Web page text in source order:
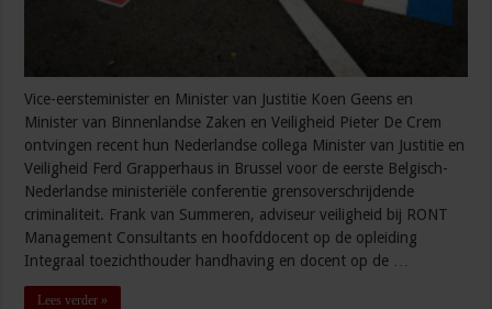
Vice-eersteminister en Minister van Justitie Koen Geens en
Minister van Binnenlandse Zaken en Veiligheid Pieter De Crem
ontvingen recent hun Nederlandse collega Minister van Justitie en
Veiligheid Ferd Grapperhaus in Brussel voor de eerste Belgisch-
Nederlandse ministeriële conferentie grensoverschrijdende
criminaliteit. Frank van Summeren, adviseur veiligheid bij RONT
Management Consultants en hoofddocent op de opleiding
Integraal toezichthouder handhaving en docent op de …
Lees verder »